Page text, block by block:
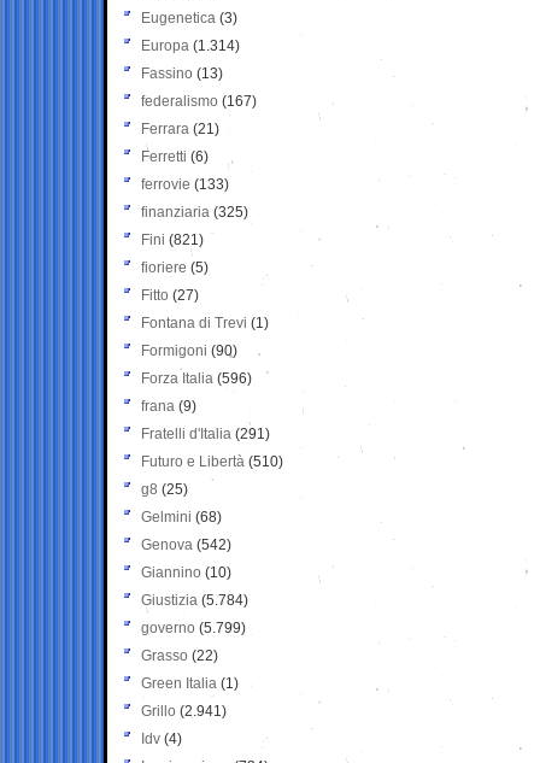
Eugenetica (3)
Europa (1.314)
Fassino (13)
federalismo (167)
Ferrara (21)
Ferretti (6)
ferrovie (133)
finanziaria (325)
Fini (821)
fioriere (5)
Fitto (27)
Fontana di Trevi (1)
Formigoni (90)
Forza Italia (596)
frana (9)
Fratelli d'Italia (291)
Futuro e Libertà (510)
g8 (25)
Gelmini (68)
Genova (542)
Giannino (10)
Giustizia (5.784)
governo (5.799)
Grasso (22)
Green Italia (1)
Grillo (2.941)
Idv (4)